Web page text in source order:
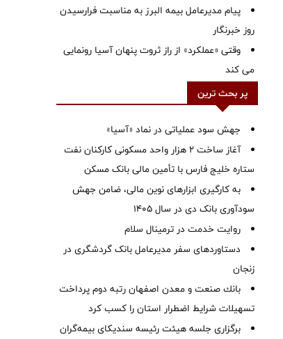
پیام مدیرعامل بیمه البرز به مناسبت فرارسیدن
روز خبرنگار
وقتی «عملکرد» از راز ثروت پنهان آسیا رونمایی
می کند
پر بحث ترین
جهش سود عملیاتی در نماد «آسیا»
آغاز ساخت ۲ هزار واحد مسکونی کارکنان نفت
ستاره خلیج فارس با تأمین مالی بانک مسکن
به کارگیری ابزارهای نوین مالی، ضامن جهش
سودآوری بانک دی در سال 1405
روایت خدمت در ترمینال سلام
دستاوردهای سفر مدیرعامل بانک گردشگری در
زنجان
بانك صنعت و معدن اصفهان رتبه دوم پرداخت
تسهیلات شرایط اضطرار استان را كسب كرد
برگزاری جلسه هیئت رئیسه سندیکای بیمه‌گران